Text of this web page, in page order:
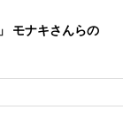
モナキさんらの